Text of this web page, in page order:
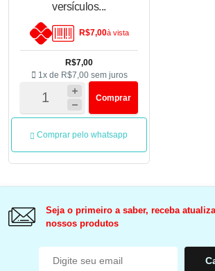
versículos...
R$7,00à vista
R$7,00
1x de R$7,00 sem juros
Comprar
Comprar pelo whatsapp
Seja o primeiro a saber, receba
nossos produtos